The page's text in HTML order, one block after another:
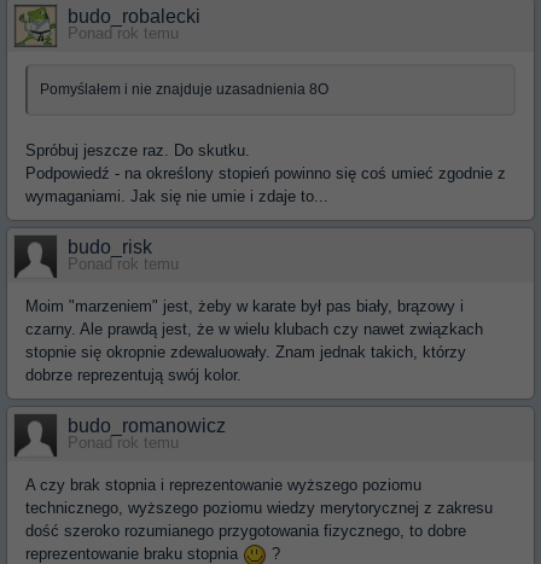
budo_robalecki
Ponad rok temu
Pomyślałem i nie znajduje uzasadnienia 8O
Spróbuj jeszcze raz. Do skutku.
Podpowiedź - na określony stopień powinno się coś umieć zgodnie z
wymaganiami. Jak się nie umie i zdaje to...
budo_risk
Ponad rok temu
Moim "marzeniem" jest, żeby w karate był pas biały, brązowy i
czarny. Ale prawdą jest, że w wielu klubach czy nawet związkach
stopnie się okropnie zdewaluowały. Znam jednak takich, którzy
dobrze reprezentują swój kolor.
budo_romanowicz
Ponad rok temu
A czy brak stopnia i reprezentowanie wyższego poziomu
technicznego, wyższego poziomu wiedzy merytorycznej z zakresu
dość szeroko rozumianego przygotowania fizycznego, to dobre
reprezentowanie braku stopnia
?